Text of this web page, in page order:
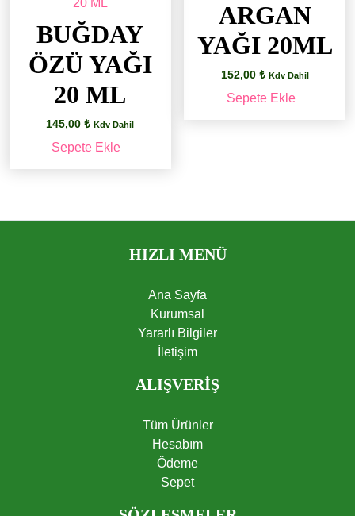
BUĞDAY
ÖZÜ YAĞI
20 ML
145,00₺ Kdv Dahil
Sepete Ekle
ARGAN
YAĞI 20ML
152,00 ₺ Kdv Dahil
Sepete Ekle
HIZLI MENÜ
Ana Sayfa
Kurumsal
Yararlı Bilgiler
İletişim
ALIŞVERİŞ
Tüm Ürünler
Hesabım
Ödeme
Sepet